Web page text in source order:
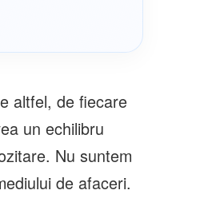
altfel, de fiecare
un echilibru
Nu suntem
de afaceri.